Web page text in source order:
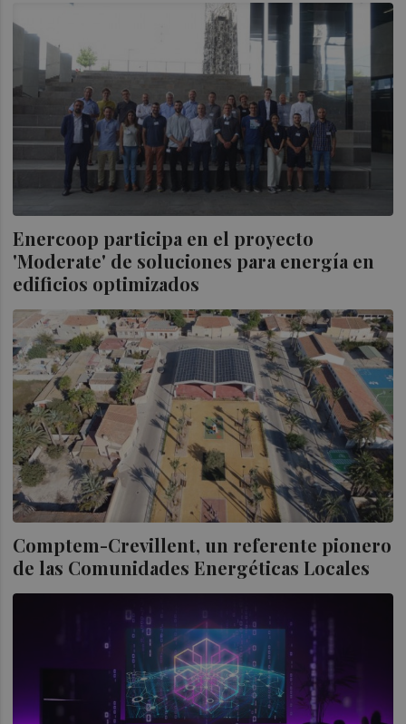
Enercoop participa en el proyecto
'Moderate' de soluciones para energía en
edificios optimizados
Comptem-Crevillent, un referente pionero
de las Comunidades Energéticas Locales